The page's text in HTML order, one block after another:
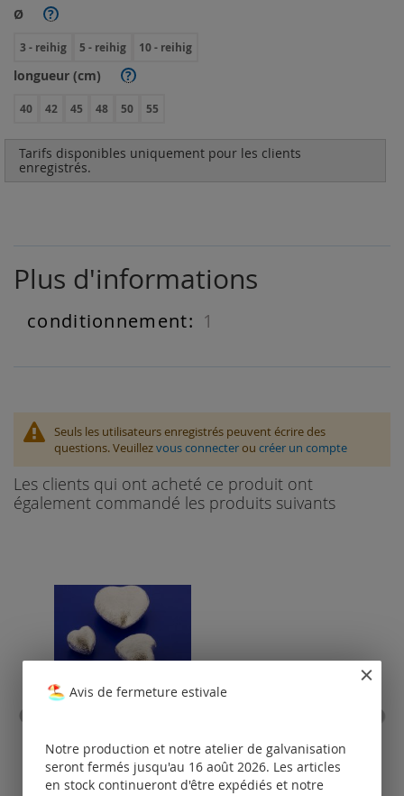
Ø ?
3 - reihig 5 - reihig 10 - reihig
longueur (cm) ?
40 42 45 48 50 55
Tarifs disponibles uniquement pour les clients
enregistrés.
Plus d'informations
Plus
1
Seuls les utilisateurs enregistrés peuvent écrire des
questions. Veuillezvous connecterou créer un compte
Les clients qui ont acheté ce produit ont
également commandé les produits suivants
brossés
Tarifs
Avis de fermeture estivale
Notre production et notre atelier de galvanisation
seront fermés jusqu'au 16 août 2026. Les articles
en stock continueront d'être expédiés et notre